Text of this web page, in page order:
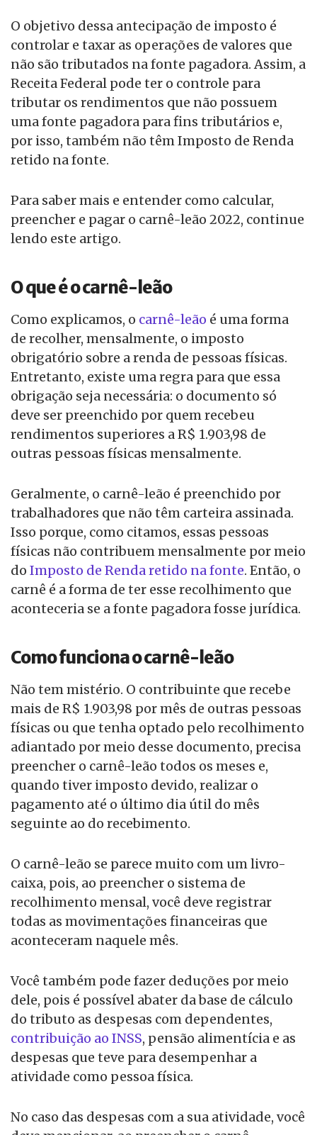
O objetivo dessa antecipação de imposto é
controlar e taxar as operações de valores que
não são tributados na fonte pagadora. Assim, a
Receita Federal pode ter o controle para
tributar os rendimentos que não possuem
uma fonte pagadora para fins tributários e,
por isso, também não têm Imposto de Renda
retido na fonte.
Para saber mais e entender como calcular,
preencher e pagar o carnê-leão 2022, continue
lendo este artigo.
O que é o carnê-leão
Como explicamos, o carnê-leão é uma forma
de recolher, mensalmente, o imposto
obrigatório sobre a renda de pessoas físicas.
Entretanto, existe uma regra para que essa
obrigação seja necessária: o documento só
deve ser preenchido por quem recebeu
rendimentos superiores a R$ 1.903,98 de
outras pessoas físicas mensalmente.
Geralmente, o carnê-leão é preenchido por
trabalhadores que não têm carteira assinada.
Isso porque, como citamos, essas pessoas
físicas não contribuem mensalmente por meio
do Imposto de Renda retido na fonte. Então, o
carnê é a forma de ter esse recolhimento que
aconteceria se a fonte pagadora fosse jurídica.
Como funciona o carnê-leão
Não tem mistério. O contribuinte que recebe
mais de R$ 1.903,98 por mês de outras pessoas
físicas ou que tenha optado pelo recolhimento
adiantado por meio desse documento, precisa
preencher o carnê-leão todos os meses e,
quando tiver imposto devido, realizar o
pagamento até o último dia útil do mês
seguinte ao do recebimento.
O carnê-leão se parece muito com um livro-
caixa, pois, ao preencher o sistema de
recolhimento mensal, você deve registrar
todas as movimentações financeiras que
aconteceram naquele mês.
Você também pode fazer deduções por meio
dele, pois é possível abater da base de cálculo
do tributo as despesas com dependentes,
contribuição ao INSS, pensão alimentícia e as
despesas que teve para desempenhar a
atividade como pessoa física.
No caso das despesas com a sua atividade, você